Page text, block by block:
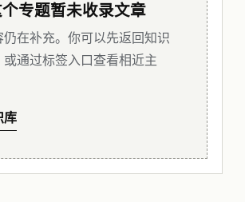
专题暂未收录文章
仍在补充。你可以先返回知识
或通过标签入口查看相近主
库